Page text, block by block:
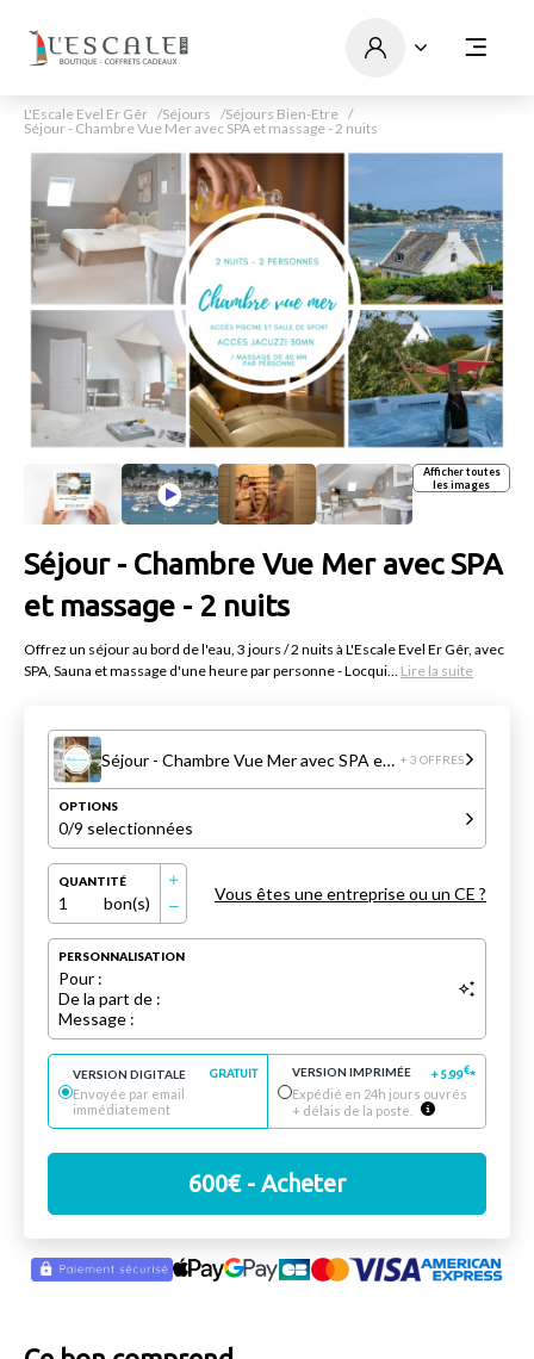
L'Escale Evel Er Gêr Séjours
Séjours Bien-Etre
Séjour - Chambre Vue Mer avec SPA et massage - 2 nuits
Afficher toutes
les images
Séjour - Chambre Vue Mer avec SPA
et massage - 2 nuits
Offrez un séjour au bord de l'eau, 3 jours / 2 nuits à L'Escale Evel Er Gêr, avec
SPA, Sauna et massage d'une heure par personne - Locqui... Lire la suite
Séjour - Chambre Vue Mer avec SPA et massage - 2 nuits + 3 OFFRES
OPTIONS
0/9 selectionnées
QUANTITÉ
1 bon(s) Vous êtes une entreprise ou un CE ?
PERSONNALISATION
Pour :
De la part de :
Message :
VERSION DIGITALE GRATUIT
Envoyée par email
immédiatement
VERSION IMPRIMÉE +5.99€*
Expédié en 24h jours ouvrés
+ délais de la poste.
600€- Acheter